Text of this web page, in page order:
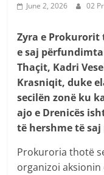
June 2, 2026 02
Zyra e Prokurorit
e saj
Thaçit, Kadri
Krasniqit, duke
secilën zonë ku
ajo e Drenicës
të hershme të saj
Prokuroria thotë
organizoi